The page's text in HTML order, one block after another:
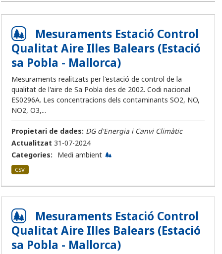
Mesuraments Estació Control
Qualitat Aire Illes Balears (Estació
sa Pobla - Mallorca)
Mesuraments realitzats per l'estació de control de la
qualitat de l'aire de Sa Pobla des de 2002. Codi nacional
ES0296A. Les concentracions dels contaminants SO2, NO,
NO2, O3,...
Propietari de dades: DG d'Energia i Canvi Climàtic
Actualitzat 31-07-2024
Categories:
Medi ambient
CSV
Mesuraments Estació Control
Qualitat Aire Illes Balears (Estació
sa Pobla - Mallorca)